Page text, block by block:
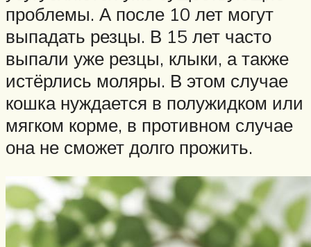
проблемы. А после 10 лет могут
выпадать резцы. В 15 лет часто
выпали уже резцы, клыки, а также
истёрлись моляры. В этом случае
кошка нуждается в полужидком или
мягком корме, в противном случае
она не сможет долго прожить.